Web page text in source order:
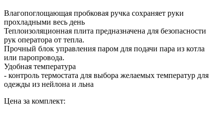
Влагопоглощающая пробковая ручка сохраняет руки
прохладными весь день
Теплоизоляционная плита предназначена для безопасности
рук оператора от тепла.
Прочный блок управления паром для подачи пара из котла
или паропровода.
Удобная температура
- контроль термостата для выбора желаемых температур для
одежды из нейлона и льна
Цена за комплект: